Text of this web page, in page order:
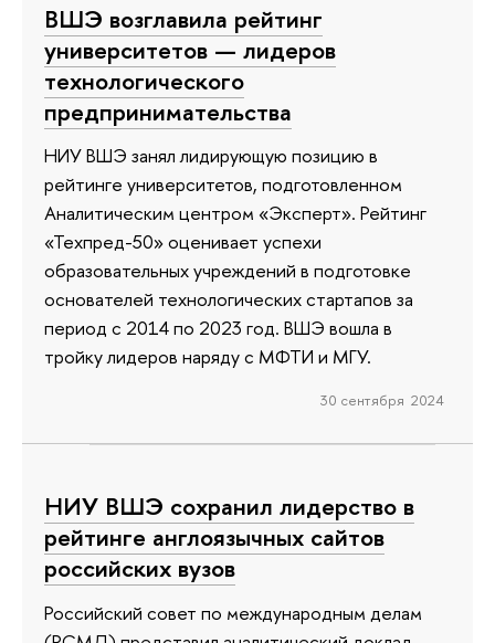
ВШЭ возглавила рейтинг
университетов — лидеров
технологического
предпринимательства
НИУ ВШЭ занял лидирующую позицию в
рейтинге университетов, подготовленном
Аналитическим центром «Эксперт». Рейтинг
«Техпред-50» оценивает успехи
образовательных учреждений в подготовке
основателей технологических стартапов за
период с 2014 по 2023 год. ВШЭ вошла в
тройку лидеров наряду с МФТИ и МГУ.
30 сентября 2024
НИУ ВШЭ сохранил лидерство в
рейтинге англоязычных сайтов
российских вузов
Российский совет по международным делам